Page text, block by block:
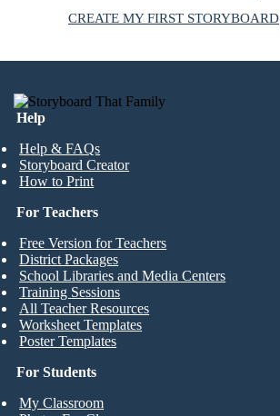
CREATE MY FIRST STORYBOARD
Help
Help & FAQs
Storyboard Creator
How to Print
For Students
My Classroom
For Teachers
Free Version for Teachers
District Packages
School Libraries and Media Centers
Training Sessions
All Teacher Resources
Worksheet Templates
Poster Templates